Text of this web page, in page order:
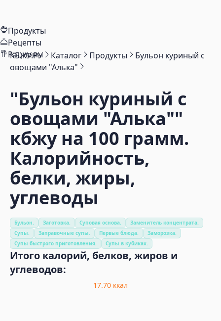
Продукты
Рецепты
Рационы
КБЖУ.РУ Каталог Продукты
Бульон куриный с
овощами "Алька"
"Бульон куриный с
овощами "Алька""
кбжу на 100 грамм.
Калорийность,
белки, жиры,
углеводы
Бульон. Заготовка. Суповая основа.
Заменитель концентрата.
Супы.
Заправочные супы. Первые блюда.
Заморозка.
Супы быстрого приготовления.
Супы в кубиках.
Итого калорий, белков, жиров и
углеводов:
17.70 ккал